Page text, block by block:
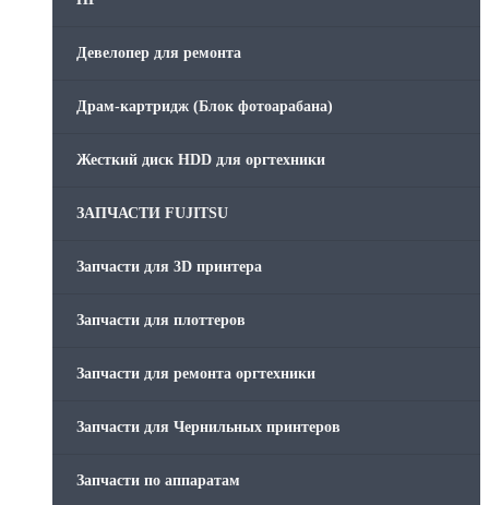
Девелопер для ремонта
Драм-картридж (Блок фотоарабана)
Жесткий диск HDD для оргтехники
ЗАПЧАСТИ FUJITSU
Запчасти для 3D принтера
Запчасти для плоттеров
Запчасти для ремонта оргтехники
Запчасти для Чернильных принтеров
Запчасти по аппаратам